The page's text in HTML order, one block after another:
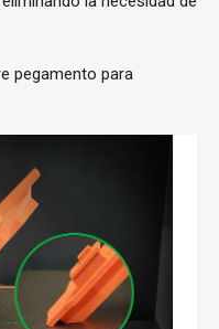
pegamento para